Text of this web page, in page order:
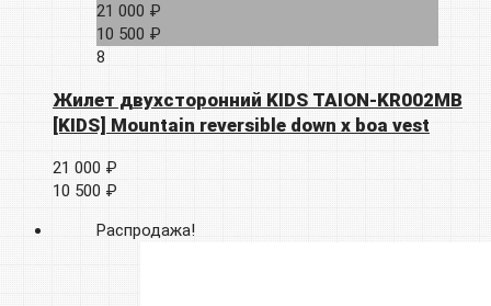
21 000 ₽
10 500 ₽
8
Жилет двухсторонний KIDS TAION-KR002MB
[KIDS] Mountain reversible down x boa vest
21 000 ₽
10 500 ₽
Распродажа!